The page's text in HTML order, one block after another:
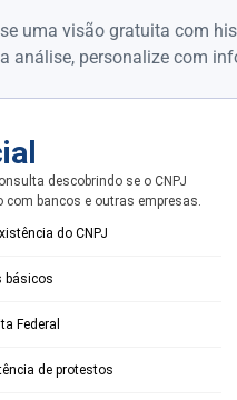
uma visão gratuita com
análise, personalize com
descobrindo se o CNPJ
bancos e outras empresas.
do CNPJ
básicos
Federal
de protestos